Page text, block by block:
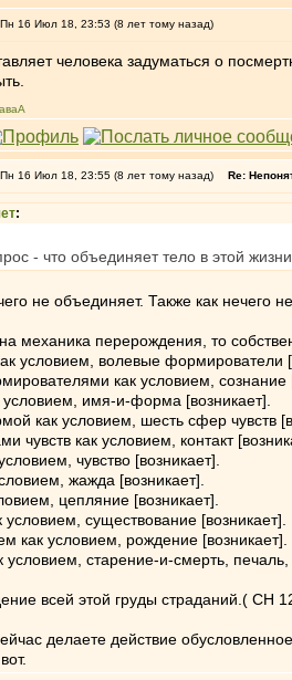
16 Июл 18, 23:53 (8 лет тому назад)
человека задуматься о
16 Июл 18, 23:55 (8 лет тому назад) Re:
:
- что объединяет тело в этой
не объединяет. Также как нечего
механика перерождения, то
условием, волевые формирователи
как условием, сознание
имя-и-форма [возникает].
как условием, шесть сфер чувств
чувств как условием, контакт
чувство [возникает].
жажда [возникает].
цепляние [возникает].
существование [возникает].
как условием, рождение [возникает].
старение-и-смерть,
всей этой груды страданий.( СН
делаете действие